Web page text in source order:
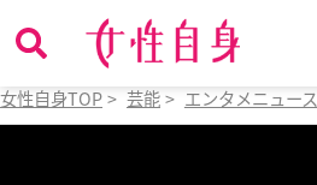
女性自身TOP > 芸能 > エンタメニュース